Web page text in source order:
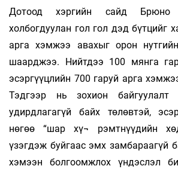
Дотоод хэргийн сайд Брюно
холбогдуулан гол гол дэд бүтцийг
арга хэмжээ авахыг орон
шаарджээ. Нийтдээ 100 мянга
эсэргүүцлийн 700 гаруй арга
Тэдгээр нь зохион байгуулалт
удирдлагагүй байх төлөвтэй,
нөгөө “шар хү¬ рэмтнүүдийн
үзэгдэж буйгаас эмх замбараагүй
хэмээн болгоомжлох үндэслэл